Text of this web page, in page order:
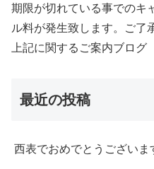
期限が切れている事でのキ
ル料が発生致します。ご了
上記に関するご案内ブログ
最近の投稿
西表でおめでとうございま